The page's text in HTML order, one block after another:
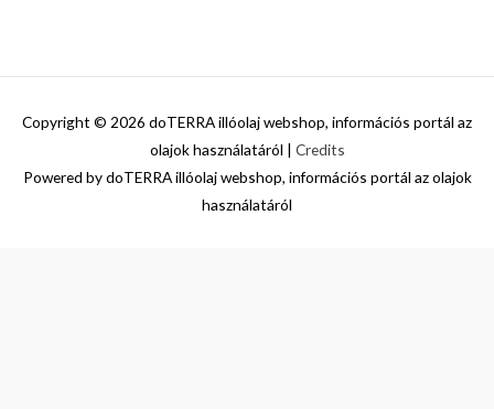
Copyright © 2026 doTERRA illóolaj webshop, információs portál az
olajok használatáról | Credits
Powered bydoTERRA illóolaj webshop, információs portál az olajok
használatáról